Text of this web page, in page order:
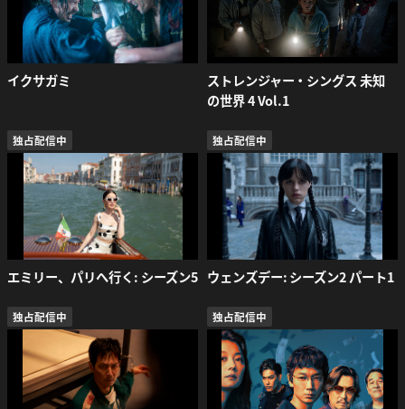
イクサガミ
ストレンジャー・シングス 未知
の世界 4 Vol.1
独占配信中
エミリー、パリへ行く: シーズン5
独占配信中
ウェンズデー: シーズン2 パート1
独占配信中 独占配信中